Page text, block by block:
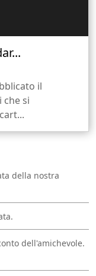
il
che si
della nostra
dell'amichevole.